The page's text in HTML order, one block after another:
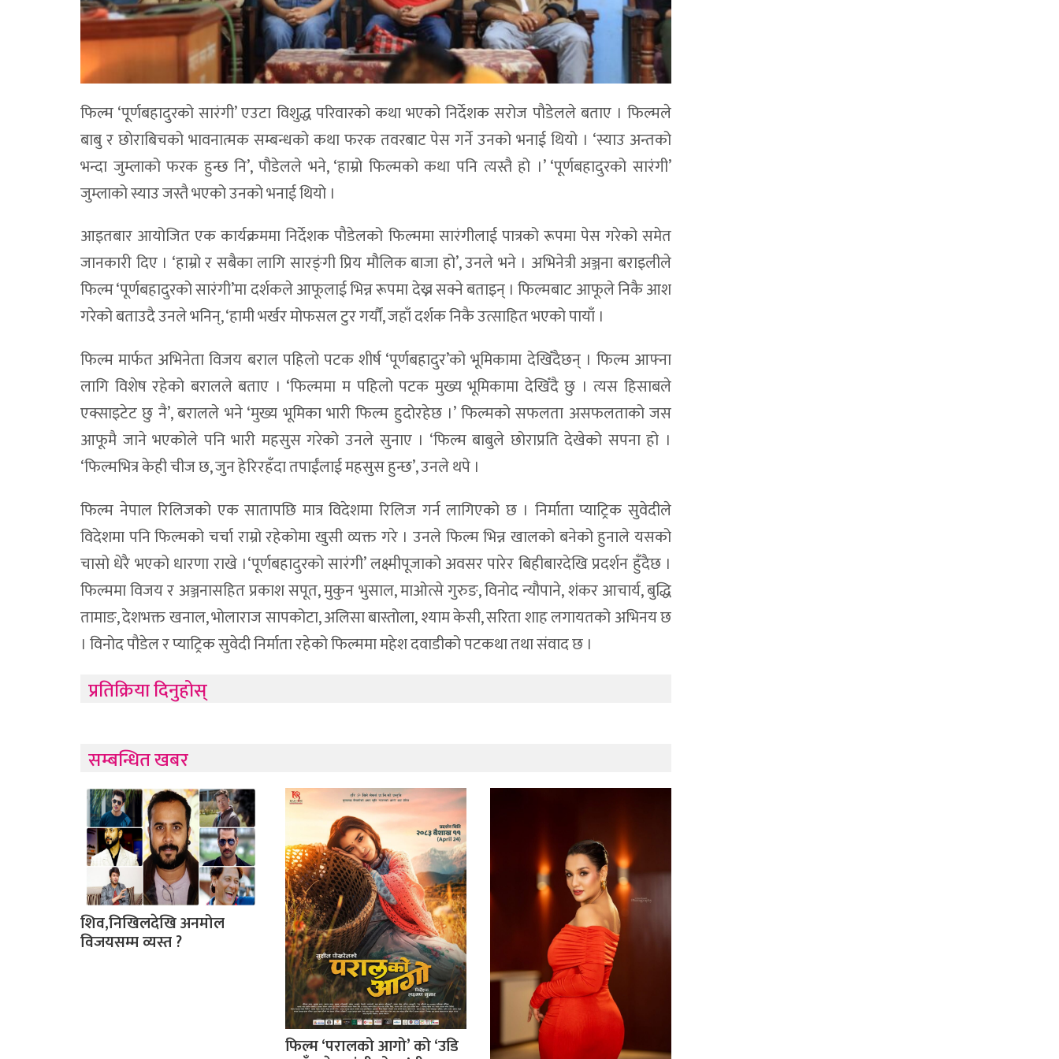
फिल्म ‘पूर्णबहादुरको सारंगी’ एउटा विशुद्ध परिवारको कथा भएको निर्देशक सरोज पौडेलले बताए । फिल्मले
बाबु र छोराबिचको भावनात्मक सम्बन्धको कथा फरक तवरबाट पेस गर्ने उनको भनाई थियो । ‘स्याउ अन्तको
भन्दा जुम्लाको फरक हुन्छ नि’, पौडेलले भने, ‘हाम्रो फिल्मको कथा पनि त्यस्तै हो ।’ ‘पूर्णबहादुरको सारंगी’
जुम्लाको स्याउ जस्तै भएको उनको भनाई थियो ।
आइतबार आयोजित एक कार्यक्रममा निर्देशक पौडेलको फिल्ममा सारंगीलाई पात्रको रूपमा पेस गरेको समेत
जानकारी दिए । ‘हाम्रो र सबैका लागि सारङ्ंगी प्रिय मौलिक बाजा हो’, उनले भने । अभिनेत्री अञ्जना बराइलीले
फिल्म ‘पूर्णबहादुरको सारंगी’मा दर्शकले आफूलाई भिन्न रूपमा देख्न सक्ने बताइन् । फिल्मबाट आफूले निकै आश
गरेको बताउदै उनले भनिन्, ‘हामी भर्खर मोफसल टुर गर्यौं, जहाँ दर्शक निकै उत्साहित भएको पायाँ ।
फिल्म मार्फत अभिनेता विजय बराल पहिलो पटक शीर्ष ‘पूर्णबहादुर’को भूमिकामा देखिँदैछन् । फिल्म आफ्ना
लागि विशेष रहेको बरालले बताए । ‘फिल्ममा म पहिलो पटक मुख्य भूमिकामा देखिँदै छु । त्यस हिसाबले
एक्साइटेट छु नै’, बरालले भने ‘मुख्य भूमिका भारी फिल्म हुदोरहेछ ।’ फिल्मको सफलता असफलताको जस
आफूमै जाने भएकोले पनि भारी महसुस गरेको उनले सुनाए । ‘फिल्म बाबुले छोराप्रति देखेको सपना हो ।
‘फिल्मभित्र केही चीज छ, जुन हेरिरहँदा तपाईंलाई महसुस हुन्छ’, उनले थपे ।
फिल्म नेपाल रिलिजको एक सातापछि मात्र विदेशमा रिलिज गर्न लागिएको छ । निर्माता प्याट्रिक सुवेदीले
विदेशमा पनि फिल्मको चर्चा राम्रो रहेकोमा खुसी व्यक्त गरे । उनले फिल्म भिन्न खालको बनेको हुनाले यसको
चासो धेरै भएको धारणा राखे ।‘पूर्णबहादुरको सारंगी’ लक्ष्मीपूजाको अवसर पारेर बिहीबारदेखि प्रदर्शन हुँदैछ ।
फिल्ममा विजय र अञ्जनासहित प्रकाश सपूत, मुकुन भुसाल, माओत्से गुरुङ, विनोद न्यौपाने, शंकर आचार्य, बुद्धि
तामाङ, देशभक्त खनाल, भोलाराज सापकोटा, अलिसा बास्तोला, श्याम केसी, सरिता शाह लगायतको अभिनय छ
। विनोद पौडेल र प्याट्रिक सुवेदी निर्माता रहेको फिल्ममा महेश दवाडीको पटकथा तथा संवाद छ ।
प्रतिक्रिया दिनुहोस्
सम्बन्धित खबर
शिव,निखिलदेखि अनमोल
विजयसम्म व्यस्त ?
फिल्म ‘परालको आगो’ को ‘उडि